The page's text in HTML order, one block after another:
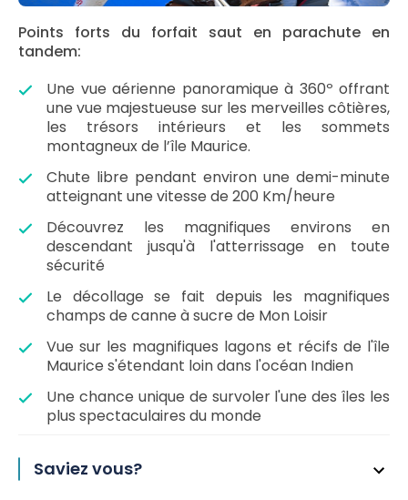
Points forts du forfait saut en parachute en
tandem:
Une vue aérienne panoramique à 360º offrant
une vue majestueuse sur les merveilles côtières,
les trésors intérieurs et les sommets
montagneux de l’île Maurice.
Chute libre pendant environ une demi-minute
atteignant une vitesse de 200 Km/heure
Découvrez les magnifiques environs en
descendant jusqu'à l'atterrissage en toute
sécurité
Le décollage se fait depuis les magnifiques
champs de canne à sucre de Mon Loisir
Vue sur les magnifiques lagons et récifs de l'île
Maurice s'étendant loin dans l'océan Indien
Une chance unique de survoler l'une des îles les
plus spectaculaires du monde
Saviez vous?